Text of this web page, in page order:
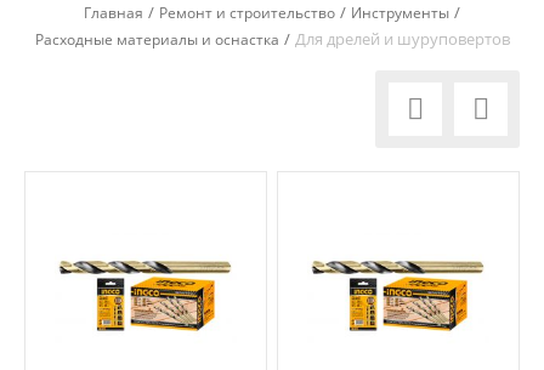
Главная / Ремонт и строительство / Инструменты /
Расходные материалы и оснастка / Для дрелей и шуруповертов
 